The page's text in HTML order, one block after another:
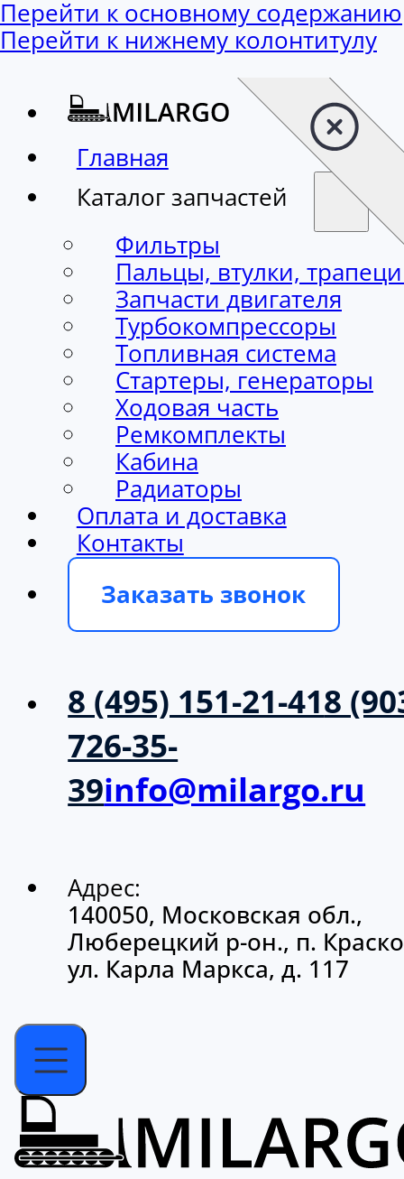
Перейти к основному содержанию
Перейти к нижнему колонтитулу
Главная
Каталог запчастей
Фильтры
Пальцы, втулки,
Запчасти двигателя
Турбокомпрессоры
Топливная система
Стартеры, генераторы
Ходовая часть
Ремкомплекты
Кабина
Радиаторы
Оплата и доставка
Контакты
Заказать звонок
8 (495) 151-21-418
726-35-
39info@milargo.ru
Адрес:
140050, Московская обл.,
Люберецкий р-он., п.
ул. Карла Маркса, д. 117